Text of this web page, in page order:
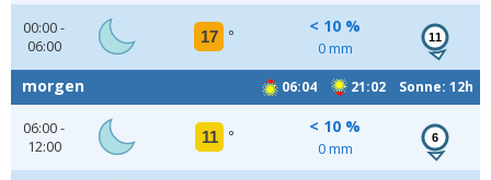
00:00 -
06:00
17 °
< 10 %
0 mm
11
06:04 21:02 Sonne: 12h
morgen
06:00 -
12:00
11 °
< 10 %
0 mm
6